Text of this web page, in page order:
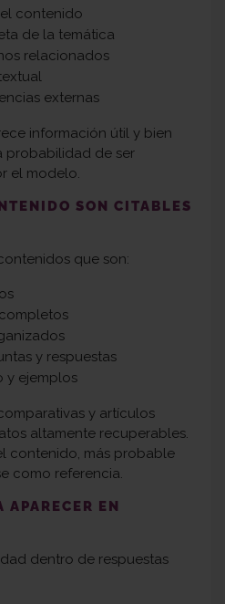
contenido
de la temática
relacionados
externas
información útil y bien
probabilidad de ser
el modelo.
SON CITABLES
que son:
y respuestas
y ejemplos
y artículos
altamente recuperables.
contenido, más probable
como referencia.
APARECER EN
dentro de respuestas